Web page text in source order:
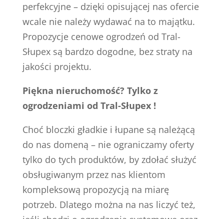
perfekcyjne – dzięki opisującej nas ofercie
wcale nie należy wydawać na to majątku.
Propozycje cenowe ogrodzeń od Tral-
Słupex są bardzo dogodne, bez straty na
jakości projektu.
Piękna nieruchomość? Tylko z
ogrodzeniami od Tral-Słupex !
Choć bloczki gładkie i łupane są należącą
do nas domeną – nie ograniczamy oferty
tylko do tych produktów, by zdołać służyć
obsługiwanym przez nas klientom
kompleksową propozycją na miarę
potrzeb. Dlatego można na nas liczyć też,